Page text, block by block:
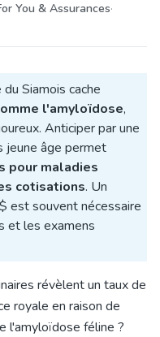
You & Assurances·
Siamois cache
l'amyloïdose,
Anticiper par une
jeune âge permet
pour maladies
cotisations. Un
est souvent nécessaire
et les examens
révèlent un taux de
royale en raison de
l'amyloïdose féline ?